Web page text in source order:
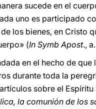
sucede en el
uno es participado
los bienes, en Cristo
(In Symb Apost.,
en el hecho de
durante toda la
sobre el
la comunión de los